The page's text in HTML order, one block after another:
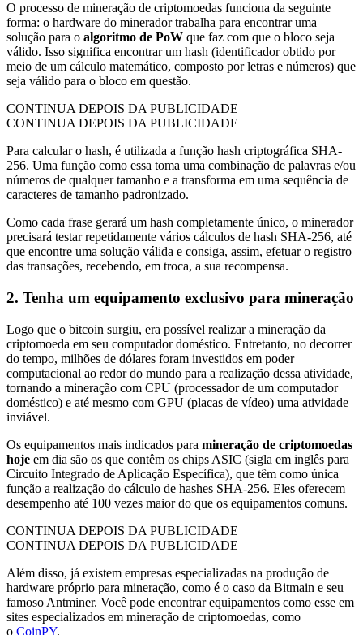
O processo de mineração de criptomoedas funciona da seguinte
forma: o hardware do minerador trabalha para encontrar uma
solução para o algoritmo de PoW que faz com que o bloco seja
válido. Isso significa encontrar um hash (identificador obtido por
meio de um cálculo matemático, composto por letras e números) que
seja válido para o bloco em questão.
CONTINUA DEPOIS DA PUBLICIDADE
CONTINUA DEPOIS DA PUBLICIDADE
Para calcular o hash, é utilizada a função hash criptográfica SHA-
256. Uma função como essa toma uma combinação de palavras e/ou
números de qualquer tamanho e a transforma em uma sequência de
caracteres de tamanho padronizado.
Como cada frase gerará um hash completamente único, o minerador
precisará testar repetidamente vários cálculos de hash SHA-256, até
que encontre uma solução válida e consiga, assim, efetuar o registro
das transações, recebendo, em troca, a sua recompensa.
2. Tenha um equipamento exclusivo para mineração
Logo que o bitcoin surgiu, era possível realizar a mineração da
criptomoeda em seu computador doméstico. Entretanto, no decorrer
do tempo, milhões de dólares foram investidos em poder
computacional ao redor do mundo para a realização dessa atividade,
tornando a mineração com CPU (processador de um computador
doméstico) e até mesmo com GPU (placas de vídeo) uma atividade
inviável.
Os equipamentos mais indicados para mineração de criptomoedas
hoje em dia são os que contêm os chips ASIC (sigla em inglês para
Circuito Integrado de Aplicação Específica), que têm como única
função a realização do cálculo de hashes SHA-256. Eles oferecem
desempenho até 100 vezes maior do que os equipamentos comuns.
CONTINUA DEPOIS DA PUBLICIDADE
CONTINUA DEPOIS DA PUBLICIDADE
Além disso, já existem empresas especializadas na produção de
hardware próprio para mineração, como é o caso da Bitmain e seu
famoso Antminer. Você pode encontrar equipamentos como esse em
sites especializados em mineração de criptomoedas, como
o CoinPY.